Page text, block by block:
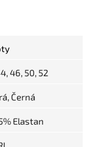
46, 50, 52
Černá
Elastan